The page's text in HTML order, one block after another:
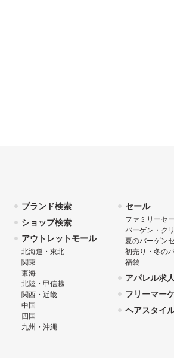
ブランド検索
ショップ検索
アウトレットモール
北海道・東北
関東
東海
北陸・甲信越
関西・近畿
中国
四国
九州・沖縄
セール
ファミリーセ
バーゲン・ク
夏のバーゲン
初売り・冬の
福袋
アパレル求
フリーマー
ヘアスタイ